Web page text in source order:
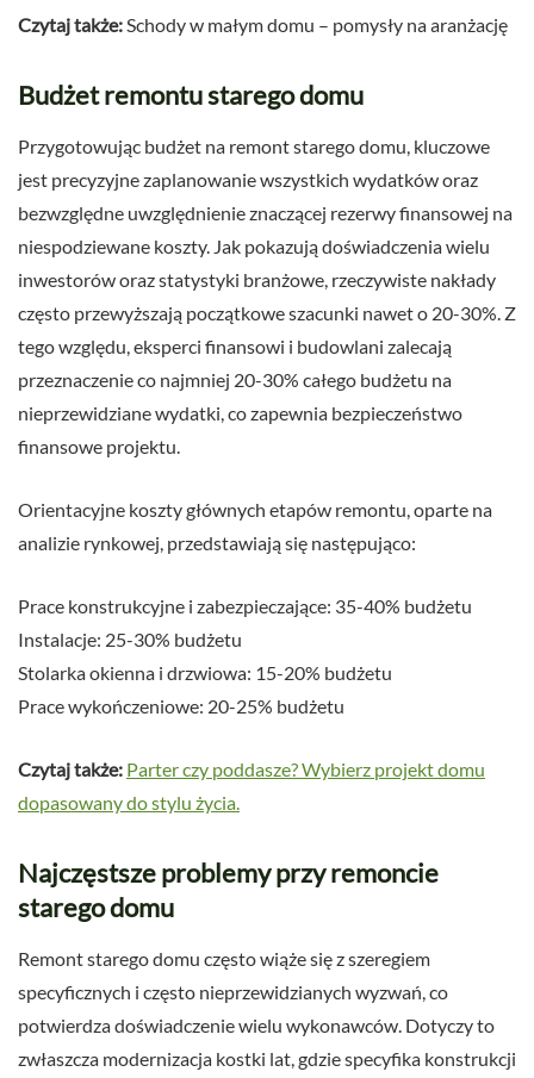
Czytaj także:Schody w małym domu – pomysły na aranżację
Budżet remontu starego domu
Przygotowując budżet na remont starego domu, kluczowe
jest precyzyjne zaplanowanie wszystkich wydatków oraz
bezwzględne uwzględnienie znaczącej rezerwy finansowej na
niespodziewane koszty. Jak pokazują doświadczenia wielu
inwestorów oraz statystyki branżowe, rzeczywiste nakłady
często przewyższają początkowe szacunki nawet o 20-30%. Z
tego względu, eksperci finansowi i budowlani zalecają
przeznaczenie co najmniej 20-30% całego budżetu na
nieprzewidziane wydatki, co zapewnia bezpieczeństwo
finansowe projektu.
Orientacyjne koszty głównych etapów remontu, oparte na
analizie rynkowej, przedstawiają się następująco:
Prace konstrukcyjne i zabezpieczające: 35-40% budżetu
Instalacje: 25-30% budżetu
Stolarka okienna i drzwiowa: 15-20% budżetu
Prace wykończeniowe: 20-25% budżetu
Czytaj także: Parter czy poddasze? Wybierz projekt domu
dopasowany do stylu życia.
Najczęstsze problemy przy remoncie
starego domu
Remont starego domu często wiąże się z szeregiem
specyficznych i często nieprzewidzianych wyzwań, co
potwierdza doświadczenie wielu wykonawców. Dotyczy to
zwłaszcza modernizacja kostki lat, gdzie specyfika konstrukcji